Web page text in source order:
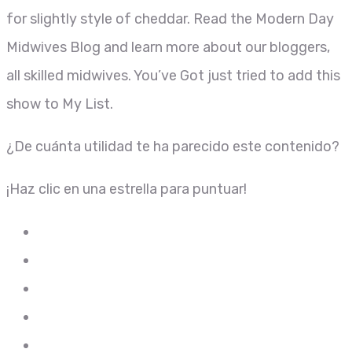
for slightly style of cheddar. Read the Modern Day
Midwives Blog and learn more about our bloggers,
all skilled midwives. You’ve Got just tried to add this
show to My List.
¿De cuánta utilidad te ha parecido este contenido?
¡Haz clic en una estrella para puntuar!